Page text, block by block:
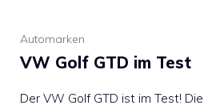
Automarken
VW Golf GTD im Test
Der VW Golf GTD ist im Test!